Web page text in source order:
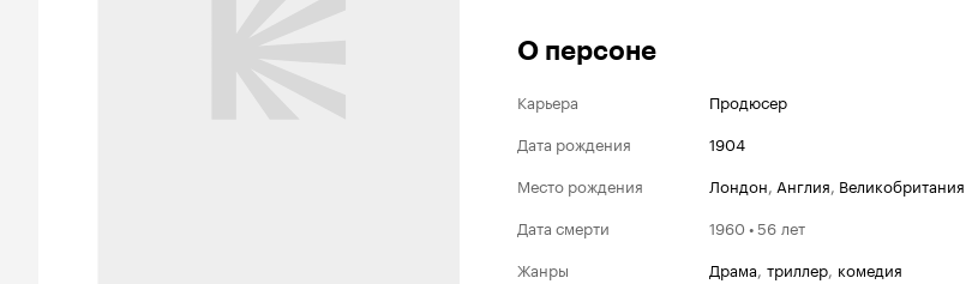
О персоне
Карьера
Продюсер
Дата рождения
1904
Место рождения
Лондон, Англия, Великобритания
Дата смерти
1960 • 56 лет
Жанры
драма, триллер, комедия